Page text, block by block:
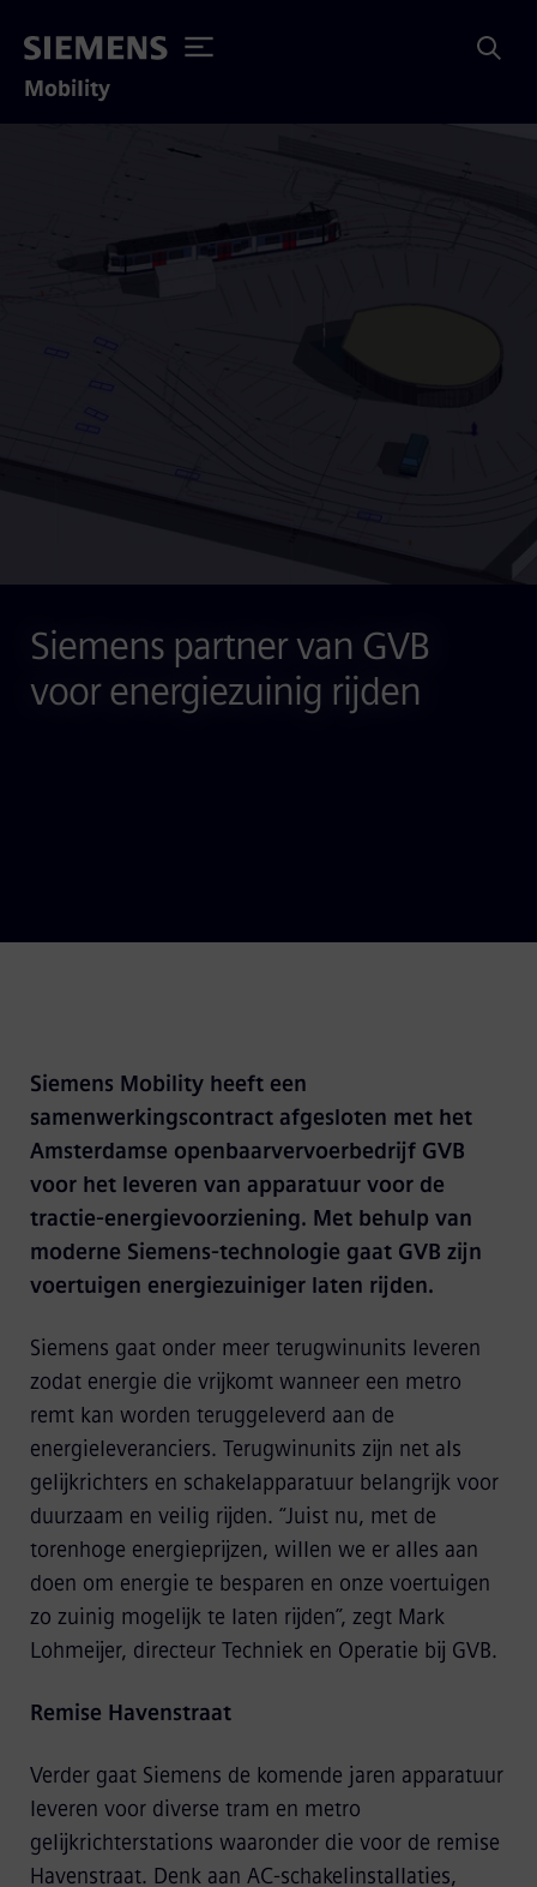
Mobility
Siemens partner van GVB
voor energiezuinig rijden
Siemens Mobility heeft een
samenwerkingscontract afgesloten met het
Amsterdamse openbaarvervoerbedrijf GVB
voor het leveren van apparatuur voor de
tractie-energievoorziening. Met behulp van
moderne Siemens-technologie gaat GVB zijn
voertuigen energiezuiniger laten rijden.
Siemens gaat onder meer terugwinunits leveren
zodat energie die vrijkomt wanneer een metro
remt kan worden teruggeleverd aan de
energieleveranciers. Terugwinunits zijn net als
gelijkrichters en schakelapparatuur belangrijk voor
duurzaam en veilig rijden. “Juist nu, met de
torenhoge energieprijzen, willen we er alles aan
doen om energie te besparen en onze voertuigen
zo zuinig mogelijk te laten rijden”, zegt Mark
Lohmeijer, directeur Techniek en Operatie bij GVB.
Remise Havenstraat
Verder gaat Siemens de komende jaren apparatuur
leveren voor diverse tram en metro
gelijkrichterstations waaronder die voor de remise
Havenstraat. Denk aan AC-schakelinstallaties,